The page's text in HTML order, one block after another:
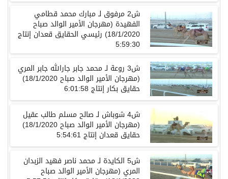
ش2 مرفوق لـ مبارك محمد قطامي
الفهيدة (مهرجان الأمير الوالد صباح
18/1/2020) رئيسي الحقايق قعدان إنتاج
5:59:30
ش3 روعة لـ محمد جابر جارالله جابر المري
(مهرجان الأمير الوالد صباح 18/1/2020)
حقايق بكار إنتاج 6:01:58
ش4 شوباش لـ صالح مسلم طالب عقيل
(مهرجان الأمير الوالد صباح 18/1/2020)
حقايق قعدان إنتاج 5:54:61
ش5 الكايدة لـ محمد ناصر فهيد الزبدان
المري (مهرجان الأمير الوالد صباح